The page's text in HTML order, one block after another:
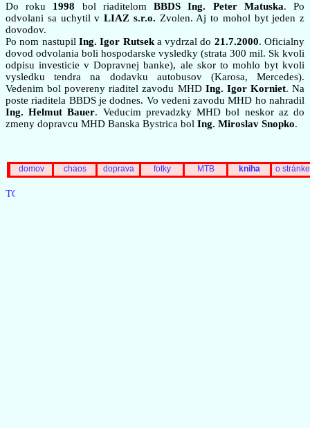
Do roku 1998 bol riaditelomBBDS Ing. Peter Matuska. Po
odvolani sa uchytil v LIAZ s.r.o. Zvolen. Aj to mohol byt jeden z
dovodov.
Po nom nastupil Ing. Igor Rutseka vydrzal do 21.7.2000. Oficialny
dovod odvolania boli hospodarske vysledky (strata 300 mil. Sk kvoli
odpisu investicie v Dopravnej banke), ale skor to mohlo byt kvoli
vysledku tendra na dodavku autobusov (Karosa, Mercedes).
Vedenim bol povereny riaditel zavodu MHD Ing. Igor Korniet. Na
poste riaditela BBDS je dodnes. Vo vedeni zavodu MHD ho nahradil
Ing. Helmut Bauer. Veducim prevadzky MHD bol neskor az do
zmeny dopravcu MHD Banska Bystrica bol Ing. Miroslav Snopko.
domov chaos doprava fotky MTB kniha o stránke